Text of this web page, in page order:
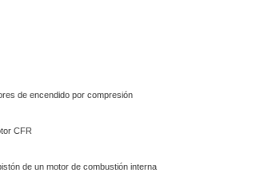
de encendido por compresión
CFR
de un motor de combustión interna